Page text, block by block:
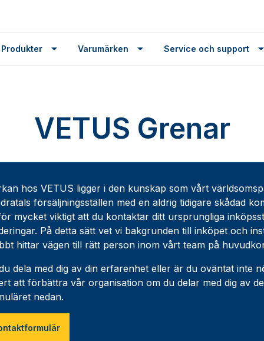
Varumärken Service och support
VETUS Grenar
hos VETUS ligger i den kunskap som vårt
försäljningsställen med en aldrig tidigare skådad
mycket viktigt att du kontaktar ditt ursprungliga
På detta sätt vet vi bakgrunden till inköpet och
hittar vägen till rätt person inom vårt team på
dela med dig av din erfarenhet eller är du oväntat inte
att förbättra vår organisation om du delar med dig av
nedan.